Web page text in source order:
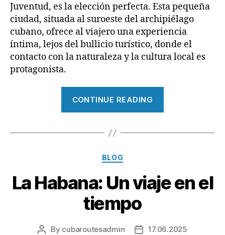
Juventud, es la elección perfecta. Esta pequeña
ciudad, situada al suroeste del archipiélago
cubano, ofrece al viajero una experiencia
íntima, lejos del bullicio turístico, donde el
contacto con la naturaleza y la cultura local es
protagonista.
CONTINUE READING
Categories
BLOG
La Habana: Un viaje en el
tiempo
Post
By cubaroutesadmin
Post17.06.2025